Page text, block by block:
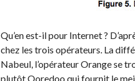
Qu’en est-il pour Internet ?
chez les trois opérateurs. La
Nabeul, l’opérateur Orange se
plutôt Ooredoo qui fournit le